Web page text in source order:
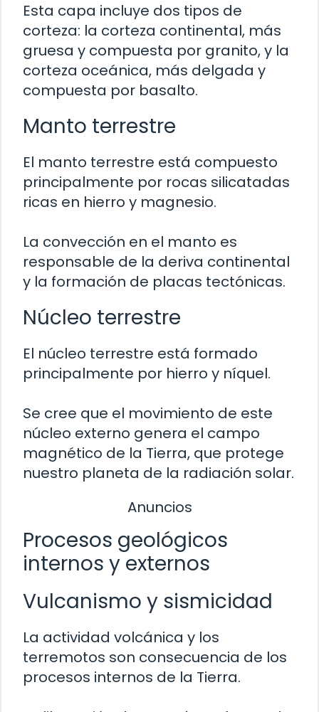
Esta capa incluye dos tipos de
corteza: la corteza continental, más
gruesa y compuesta por granito, y la
corteza oceánica, más delgada y
compuesta por basalto.
Manto terrestre
El manto terrestre está compuesto
principalmente por rocas silicatadas
ricas en hierro y magnesio.
La convección en el manto es
responsable de la deriva continental
y la formación de placas tectónicas.
Núcleo terrestre
El núcleo terrestre está formado
principalmente por hierro y níquel.
Se cree que el movimiento de este
núcleo externo genera el campo
magnético de la Tierra, que protege
nuestro planeta de la radiación solar.
Anuncios
Procesos geológicos
internos y externos
Vulcanismo y sismicidad
La actividad volcánica y los
terremotos son consecuencia de los
procesos internos de la Tierra.